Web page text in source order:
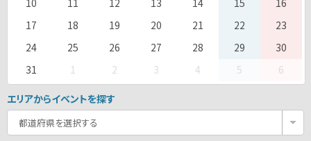
10
11 12 13 14 15
16
17
18 19 20 21 22
23
24
25 26 27 28 29
30
31
1 2 3 4 5 6
エリアからイベントを探す